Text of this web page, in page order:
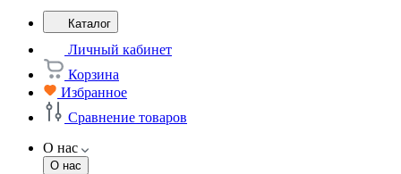
Каталог
Личный кабинет
Корзина
Избранное
Сравнение товаров
О нас
О нас